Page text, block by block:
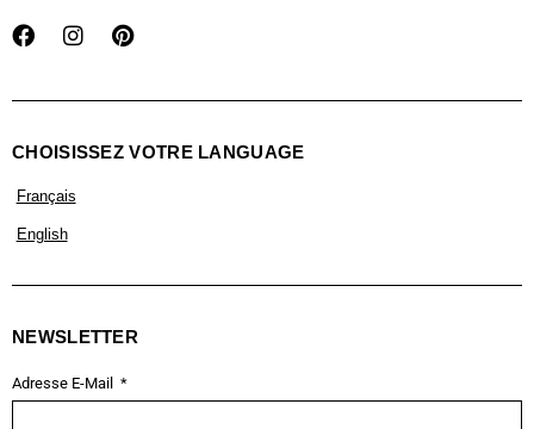
CHOISISSEZ VOTRE LANGUAGE
Français
English
NEWSLETTER
Adresse E-Mail